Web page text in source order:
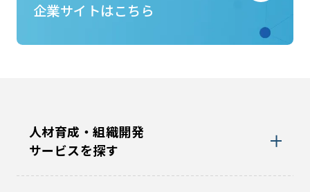
企業サイトはこちら
人材育成・組織開発
サービスを探す